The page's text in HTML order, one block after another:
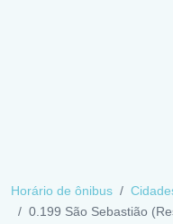
Horário de ônibus
0.199 São Sebastião